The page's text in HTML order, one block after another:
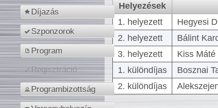
Díjazás
Szponzorok
Program
Regisztráció
Programbizottság
Helyezések
1. helyezett
Hegyesi
2. helyezett
Bálint
3. helyezett
Kiss
1. különdíjas
Bosznai
2. különdíjas